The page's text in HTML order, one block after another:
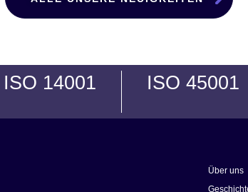
ISO 14001 ISO 45001
Über uns